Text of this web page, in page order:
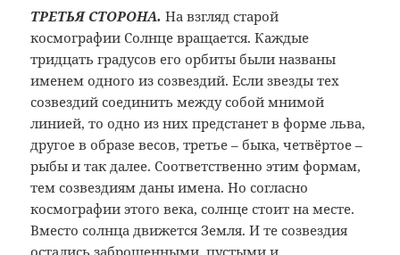
ТРЕТЬЯ СТОРОНА. На взгляд старой
космографии Солнце вращается. Каждые
тридцать градусов его орбиты были названы
именем одного из созвездий. Если звезды тех
созвездий соединить между собой мнимой
линией, то одно из них предстанет в форме льва,
другое в образе весов, третье – быка, четвёртое –
рыбы и так далее. Соответственно этим формам,
тем созвездиям даны имена. Но согласно
космографии этого века, солнце стоит на месте.
Вместо солнца движется Земля. И те созвездия